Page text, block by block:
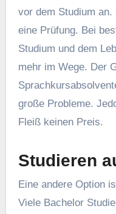
vor dem Studium
eine Prüfung. Bei
Studium und dem
mehr im Wege. Der
große Probleme.
Fleiß keinen Preis.
Studieren
Eine andere Option
Viele Bachelor